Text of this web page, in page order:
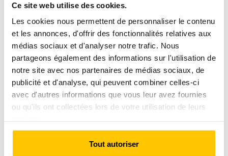
Ce site web utilise des cookies.
Les cookies nous permettent de personnaliser le contenu
et les annonces, d'offrir des fonctionnalités relatives aux
médias sociaux et d'analyser notre trafic. Nous
partageons également des informations sur l'utilisation de
notre site avec nos partenaires de médias sociaux, de
publicité et d'analyse, qui peuvent combiner celles-ci
avec d'autres informations que vous leur avez fournies
ou qu'ils ont collectées lors de votre utilisation de leurs
Tout autoriser